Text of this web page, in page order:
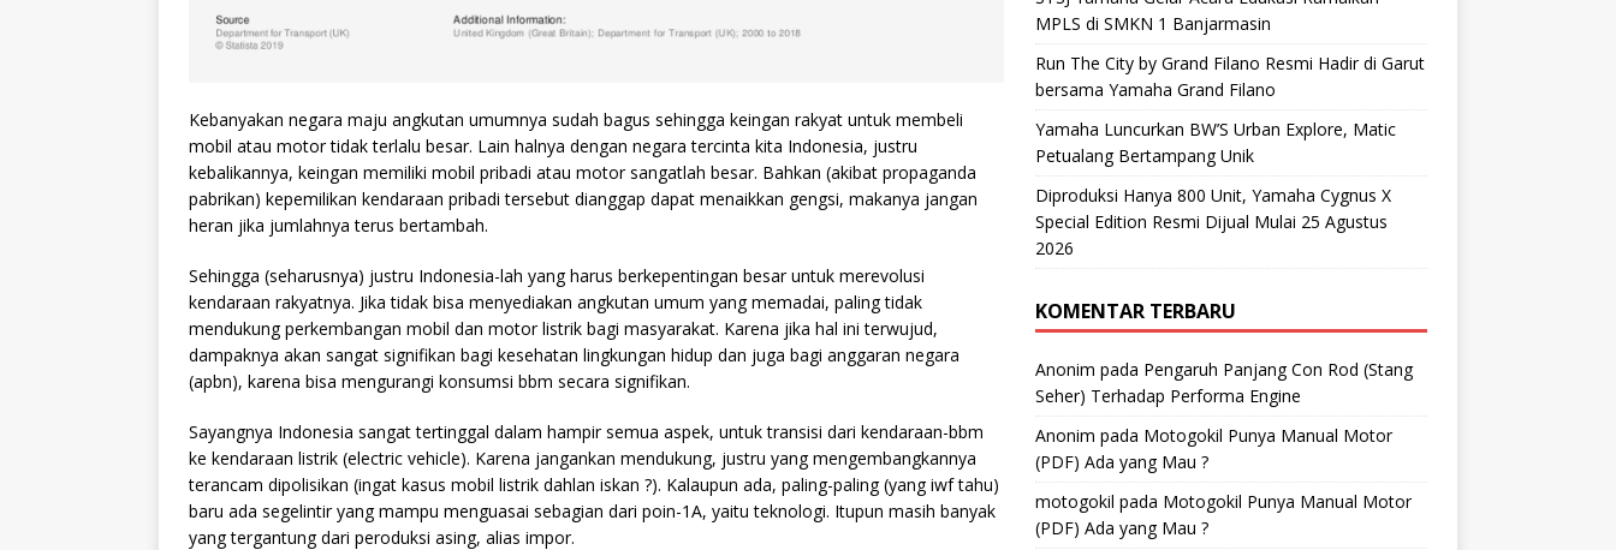
Kebanyakan negara maju angkutan umumnya sudah bagus sehingga keingan rakyat untuk membeli
mobil atau motor tidak terlalu besar. Lain halnya dengan negara tercinta kita Indonesia, justru
kebalikannya, keingan memiliki mobil pribadi atau motor sangatlah besar. Bahkan (akibat propaganda
pabrikan) kepemilikan kendaraan pribadi tersebut dianggap dapat menaikkan gengsi, makanya jangan
heran jika jumlahnya terus bertambah.
Sehingga (seharusnya) justru Indonesia-lah yang harus berkepentingan besar untuk merevolusi
kendaraan rakyatnya. Jika tidak bisa menyediakan angkutan umum yang memadai, paling tidak
mendukung perkembangan mobil dan motor listrik bagi masyarakat. Karena jika hal ini terwujud,
dampaknya akan sangat signifikan bagi kesehatan lingkungan hidup dan juga bagi anggaran negara
(apbn), karena bisa mengurangi konsumsi bbm secara signifikan.
Sayangnya Indonesia sangat tertinggal dalam hampir semua aspek, untuk transisi dari kendaraan-bbm
ke kendaraan listrik (electric vehicle). Karena jangankan mendukung, justru yang mengembangkannya
terancam dipolisikan (ingat kasus mobil listrik dahlan iskan ?). Kalaupun ada, paling-paling (yang iwf tahu)
baru ada segelintir yang mampu menguasai sebagian dari poin-1A, yaitu teknologi. Itupun masih banyak
yang tergantung dari peroduksi asing, alias impor.
MPLS di SMKN 1 Banjarmasin
Run The City by Grand Filano Resmi Hadir di Garut
bersama Yamaha Grand Filano
Yamaha Luncurkan BW’S Urban Explore, Matic
Petualang Bertampang Unik
Diproduksi Hanya 800 Unit, Yamaha Cygnus X
Special Edition Resmi Dijual Mulai 25 Agustus
2026
KOMENTAR TERBARU
Anonim pada Pengaruh Panjang Con Rod (Stang
Seher) Terhadap Performa Engine
Anonim pada Motogokil Punya Manual Motor
(PDF) Ada yang Mau ?
motogokil pada Motogokil Punya Manual Motor
(PDF) Ada yang Mau ?